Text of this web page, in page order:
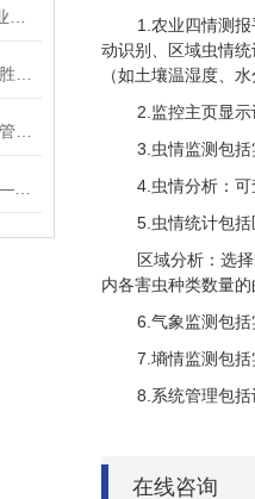
1.农业四情测
动识别、区域虫情
（如土壤温湿度、
2.监控主页显
3.虫情监测包
4.虫情分析：
5.虫情统计包
区域分析：选
内各害虫种类数量
6.气象监测包
7.墒情监测包
8.系统管理包
在线咨询